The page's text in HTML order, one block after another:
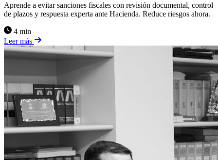
Aprende a evitar sanciones fiscales con revisión documental, control
de plazos y respuesta experta ante Hacienda. Reduce riesgos ahora.
4 min
Leer más